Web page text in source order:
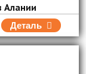
Алании
Деталь